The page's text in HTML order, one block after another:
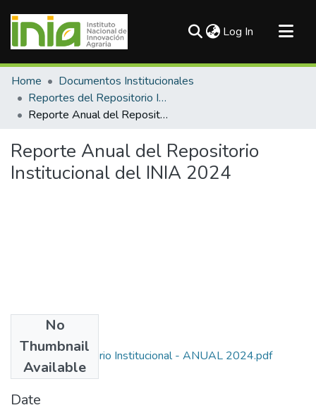
Log In (current)
Communities & Collections
All of DSpace
Statistics
Home
Documentos Institucionales
Reportes del Repositorio Institucional
Reporte Anual del Repositorio Institucional del INIA 2024
Reporte Anual del Repositorio
Institucional del INIA 2024
No
Thumbnail
Available
Reporte Repositorio Institucional - ANUAL 2024.pdf
(404.86 KB)
Date